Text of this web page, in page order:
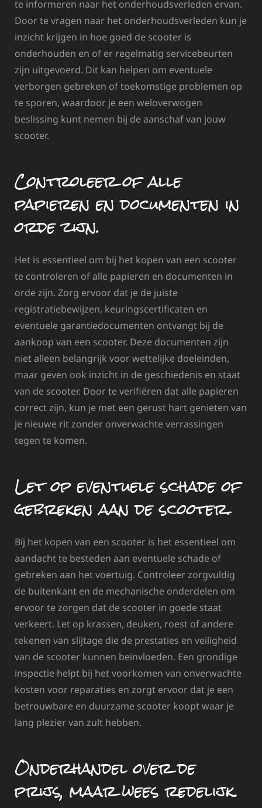
te informeren naar het onderhoudsverleden ervan.
Door te vragen naar het onderhoudsverleden kun je
inzicht krijgen in hoe goed de scooter is
onderhouden en of er regelmatig servicebeurten
zijn uitgevoerd. Dit kan helpen om eventuele
verborgen gebreken of toekomstige problemen op
te sporen, waardoor je een weloverwogen
beslissing kunt nemen bij de aanschaf van jouw
scooter.
Controleer of alle
papieren en documenten in
orde zijn.
Het is essentieel om bij het kopen van een scooter
te controleren of alle papieren en documenten in
orde zijn. Zorg ervoor dat je de juiste
registratiebewijzen, keuringscertificaten en
eventuele garantiedocumenten ontvangt bij de
aankoop van een scooter. Deze documenten zijn
niet alleen belangrijk voor wettelijke doeleinden,
maar geven ook inzicht in de geschiedenis en staat
van de scooter. Door te verifiëren dat alle papieren
correct zijn, kun je met een gerust hart genieten van
je nieuwe rit zonder onverwachte verrassingen
tegen te komen.
Let op eventuele schade of
gebreken aan de scooter.
Bij het kopen van een scooter is het essentieel om
aandacht te besteden aan eventuele schade of
gebreken aan het voertuig. Controleer zorgvuldig
de buitenkant en de mechanische onderdelen om
ervoor te zorgen dat de scooter in goede staat
verkeert. Let op krassen, deuken, roest of andere
tekenen van slijtage die de prestaties en veiligheid
van de scooter kunnen beïnvloeden. Een grondige
inspectie helpt bij het voorkomen van onverwachte
kosten voor reparaties en zorgt ervoor dat je een
betrouwbare en duurzame scooter koopt waar je
lang plezier van zult hebben.
Onderhandel over de
prijs, maar wees redelijk.